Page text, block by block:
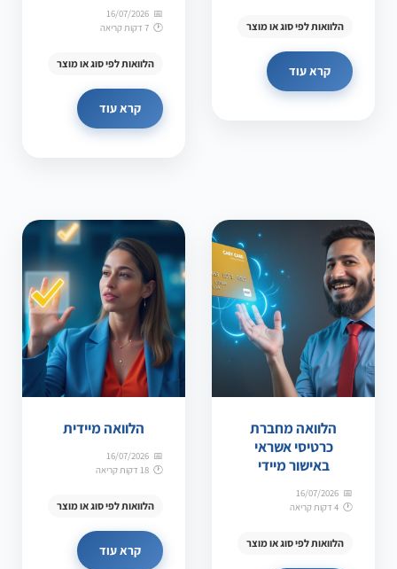
הלוואות לפי סוג או מוצר
קרא עוד
16/07/2026
7 דקות קריאה
הלוואות לפי סוג או מוצר
קרא עוד
הלוואה מחברת
כרטיסי אשראי
באישור מיידי
16/07/2026
4 דקות קריאה
הלוואות לפי סוג או מוצר
הלוואה מיידית
16/07/2026
18 דקות קריאה
הלוואות לפי סוג או מוצר
קרא עוד